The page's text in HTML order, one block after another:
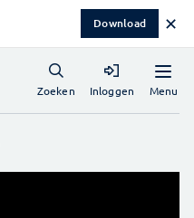
Download ✕
Menu
Zoeken Inloggen